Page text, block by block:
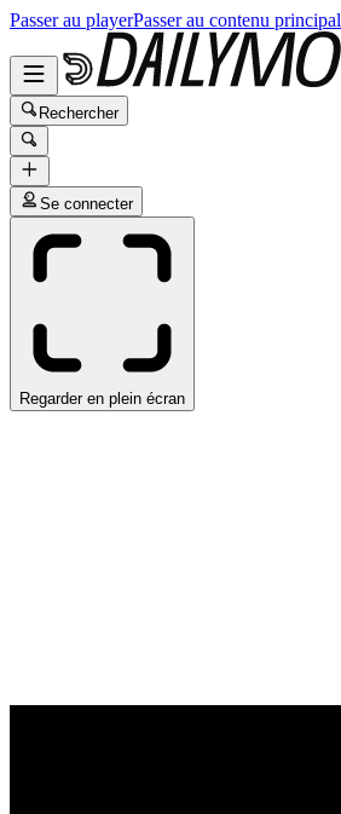
Passer au playerPasser au contenu principal
Rechercher
Se connecter
Regarder en plein écran